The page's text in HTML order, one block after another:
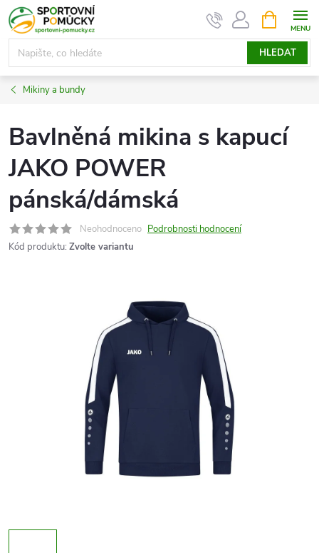
Přejít
na
obsah
HLEDAT
NÁKUPNÍ
KOŠÍK
Mikiny a bundy
Bavlněná mikina s kapucí
JAKO POWER
pánská/dámská
Neohodnoceno Podrobnosti hodnocení
Kód produktu: Zvolte variantu